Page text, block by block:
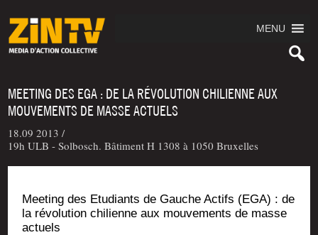
MENU
MEETING DES EGA : DE LA RÉVOLUTION CHILIENNE AUX
MOUVEMENTS DE MASSE ACTUELS
18.09 2013 /
19h ULB - Solbosch. Bâtiment H 1308 à 1050 Bruxelles
Mee­ting des Etu­diants de Gauche Actifs (EGA) : de
la révo­lu­tion chi­lienne aux mou­ve­ments de masse
actuels